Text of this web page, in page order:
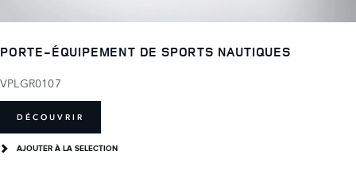
PORTE-ÉQUIPEMENT DE SPORTS NAUTIQUES
VPLGR0107
DÉCOUVRIR
AJOUTER À LA SELECTION